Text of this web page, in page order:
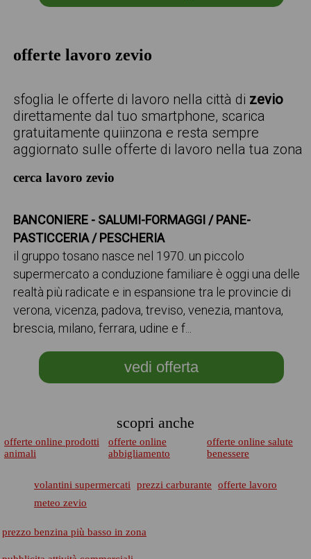
offerte lavoro zevio
sfoglia le offerte di lavoro nella città di zevio
direttamente dal tuo smartphone, scarica
gratuitamente quiinzona e resta sempre
aggiornato sulle offerte di lavoro nella tua zona
cerca lavoro zevio
BANCONIERE - SALUMI-FORMAGGI / PANE-
PASTICCERIA / PESCHERIA
il gruppo tosano nasce nel 1970. un piccolo
supermercato a conduzione familiare è oggi una delle
realtà più radicate e in espansione tra le provincie di
verona, vicenza, padova, treviso, venezia, mantova,
brescia, milano, ferrara, udine e f...
vedi offerta
scopri anche
offerte online prodotti
animali
offerte online
abbigliamento
offerte online salute
benessere
volantini supermercati prezzi carburante
offerte lavoro
meteo zevio
prezzo benzina più basso in zona